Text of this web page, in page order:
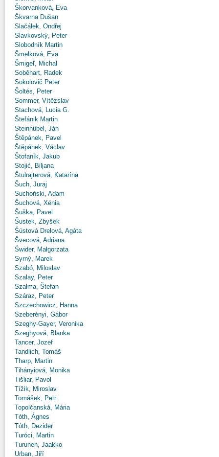
Škorvanková, Eva
Škvarna Dušan
Slačálek, Ondřej
Slavkovský, Peter
Slobodník Martin
Šmelková, Eva
Šmigeľ, Michal
Soběhart, Radek
Sokolovič Peter
Šoltés, Peter
Sommer, Vítězslav
Stachová, Lucia G.
Štefánik Martin
Steinhübel, Ján
Štěpánek, Pavel
Štěpánek, Václav
Štofaník, Jakub
Stojić, Biljana
Štulrajterová, Katarína
Šuch, Juraj
Suchoński, Adam
Šuchová, Xénia
Šuška, Pavel
Šustek, Zbyšek
Šústová Drelová, Agáta
Švecová, Adriana
Świder, Małgorzata
Syrný, Marek
Szabó, Miloslav
Szalay, Peter
Szalma, Štefan
Száraz, Peter
Szczechowicz, Hanna
Szeberényi, Gábor
Szeghy-Gayer, Veronika
Szeghyová, Blanka
Tancer, Jozef
Tandlich, Tomáš
Tharp, Martin
Tihányiová, Monika
Tišliar, Pavol
Tížik, Miroslav
Tomášek, Petr
Topolčanská, Mária
Tóth, Ágnes
Tóth, Dezider
Turóci, Martin
Turunen, Jaakko
Urban, Jiří